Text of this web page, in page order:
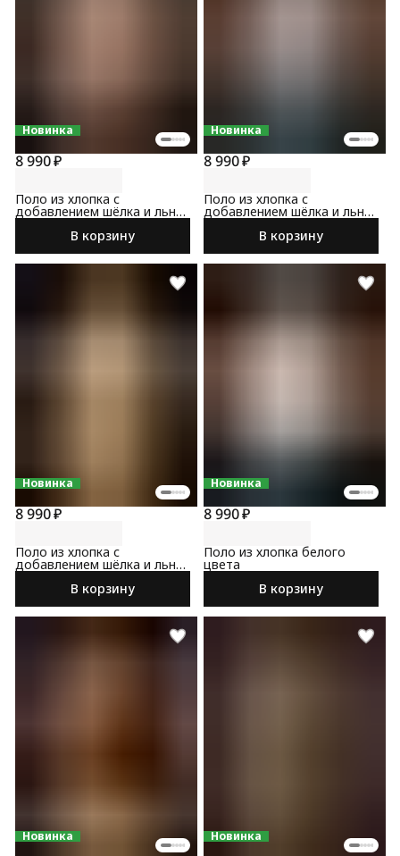
Новинка
8 990 ₽
Поло из хлопка с
добавлением шёлка и льна
бежевого цвета
В корзину
Новинка
8 990 ₽
Поло из хлопка с
добавлением шёлка и льна
светло-серого цвета
В корзину
Новинка
8 990 ₽
Поло из хлопка с
добавлением шёлка и льна
бежевого цвета
В корзину
Новинка
8 990 ₽
Поло из хлопка белого
цвета
В корзину
Новинка Новинка